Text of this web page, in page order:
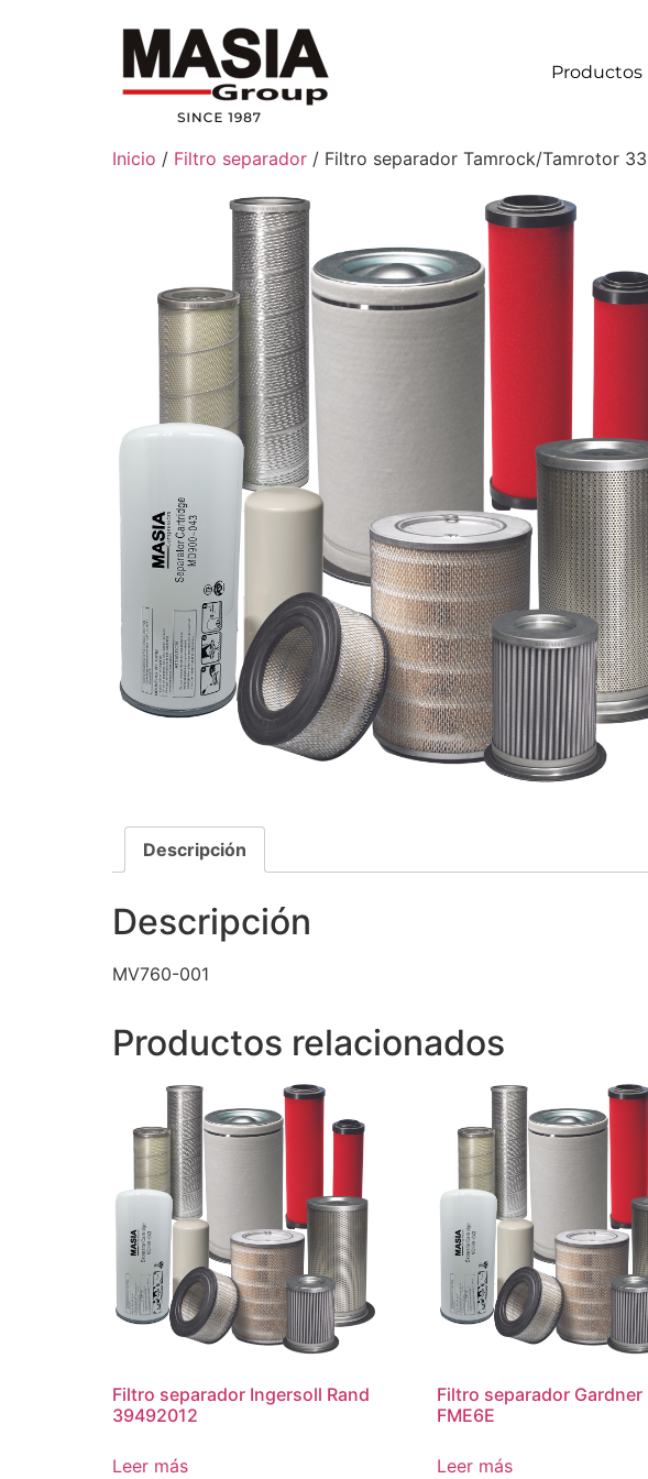
Productos
Inicio / Filtro separador / Filtro separador Tamrock/Tamrotor
Descripción
Descripción
MV760-001
Productos relacionados
Filtro separador Ingersoll Rand
39492012
Leer más
Filtro separador Gardner
FME6E
Leer más